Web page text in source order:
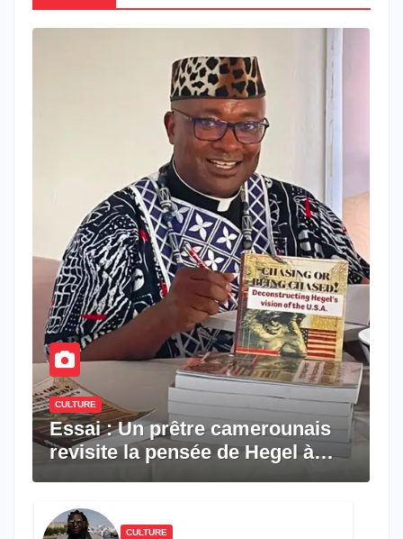
CULTURE
Essai : Un prêtre camerounais
revisite la pensée de Hegel à
CULTURE